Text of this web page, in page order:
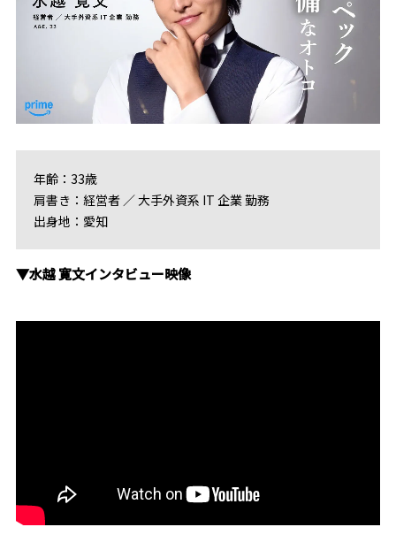
年齢：33歳
肩書き：経営者 ／ 大手外資系 IT 企業 勤務
出身地：愛知
▼水越 寛文インタビュー映像